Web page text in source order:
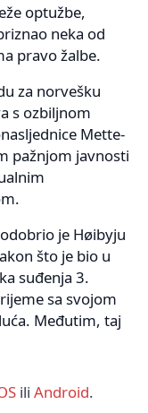
optužbe,
neka od
pravo žalbe.
za norvešku
s ozbiljnom
Mette-
pažnjom javnosti
je Høibyju
što je bio u
suđenja 3.
sa svojom
Međutim, taj
ili Android.